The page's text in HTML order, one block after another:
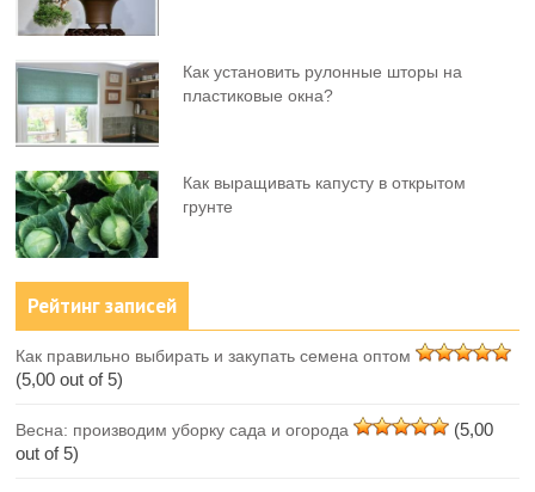
Как установить рулонные шторы на
пластиковые окна?
Как выращивать капусту в открытом
грунте
Рейтинг записей
Как правильно выбирать и закупать семена оптом
(5,00 out of 5)
Весна: производим уборку сада и огорода
(5,00
out of 5)